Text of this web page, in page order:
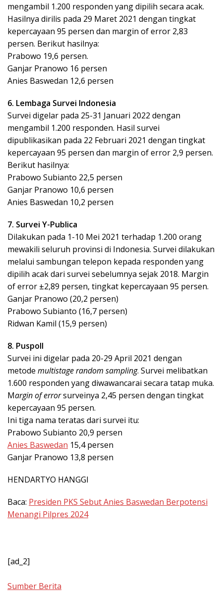
mengambil 1.200 responden yang dipilih secara acak.
Hasilnya dirilis pada 29 Maret 2021 dengan tingkat
kepercayaan 95 persen dan margin of error 2,83
persen. Berikut hasilnya:
Prabowo 19,6 persen.
Ganjar Pranowo 16 persen
Anies Baswedan 12,6 persen
6. Lembaga Survei Indonesia
Survei digelar pada 25-31 Januari 2022 dengan
mengambil 1.200 responden. Hasil survei
dipublikasikan pada 22 Februari 2021 dengan tingkat
kepercayaan 95 persen dan margin of error 2,9 persen.
Berikut hasilnya:
Prabowo Subianto 22,5 persen
Ganjar Pranowo 10,6 persen
Anies Baswedan 10,2 persen
7. Survei Y-Publica
Dilakukan pada 1-10 Mei 2021 terhadap 1.200 orang
mewakili seluruh provinsi di Indonesia. Survei dilakukan
melalui sambungan telepon kepada responden yang
dipilih acak dari survei sebelumnya sejak 2018. Margin
of error ±2,89 persen, tingkat kepercayaan 95 persen.
Ganjar Pranowo (20,2 persen)
Prabowo Subianto (16,7 persen)
Ridwan Kamil (15,9 persen)
8. Puspoll
Survei ini digelar pada 20-29 April 2021 dengan
metode multistage random sampling. Survei melibatkan
1.600 responden yang diwawancarai secara tatap muka.
Margin of errorsurveinya 2,45 persen dengan tingkat
kepercayaan 95 persen.
Ini tiga nama teratas dari survei itu:
Prabowo Subianto 20,9 persen
Anies Baswedan 15,4 persen
Ganjar Pranowo 13,8 persen
HENDARTYO HANGGI
Baca: Presiden PKS Sebut Anies Baswedan Berpotensi
Menangi Pilpres 2024
[ad_2]
Sumber Berita